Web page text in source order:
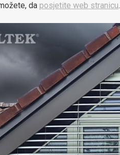
da posjetite web stranicu.